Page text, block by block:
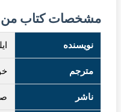
مشخصات کتاب
نویسنده
مترجم
ناشر